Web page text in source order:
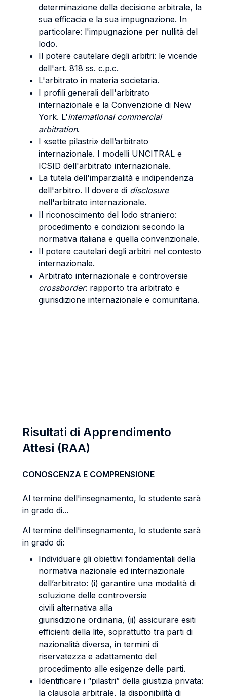
determinazione della decisione arbitrale, la
sua efficacia e la sua impugnazione. In
particolare: l'impugnazione per nullità del
lodo.
Il potere cautelare degli arbitri: le vicende
dell'art. 818 ss. c.p.c.
L'arbitrato in materia societaria.
I profili generali dell'arbitrato
internazionale e la Convenzione di New
York. L'international commercial
arbitration.
I «sette pilastri» dell’arbitrato
internazionale. I modelli UNCITRAL e
ICSID dell'arbitrato internazionale.
La tutela dell'imparzialità e indipendenza
dell'arbitro. Il dovere di disclosure
nell'arbitrato internazionale.
Il riconoscimento del lodo straniero:
procedimento e condizioni secondo la
normativa italiana e quella convenzionale.
Il potere cautelari degli arbitri nel contesto
internazionale.
Arbitrato internazionale e controversie
crossborder: rapporto tra arbitrato e
giurisdizione internazionale e comunitaria.
Risultati di Apprendimento
Attesi (RAA)
CONOSCENZA E COMPRENSIONE
Al termine dell'insegnamento, lo studente sarà
in grado di...
Al termine dell'insegnamento, lo studente sarà
in grado di:
Individuare gli obiettivi fondamentali della
normativa nazionale ed internazionale
dell’arbitrato: (i) garantire una modalità di
soluzione delle controversie
civili alternativa alla
giurisdizione ordinaria, (ii) assicurare esiti
efficienti della lite, soprattutto tra parti di
nazionalità diversa, in termini di
riservatezza e adattamento del
procedimento alle esigenze delle parti.
Identificare i “pilastri” della giustizia privata:
la clausola arbitrale, la disponibilità di